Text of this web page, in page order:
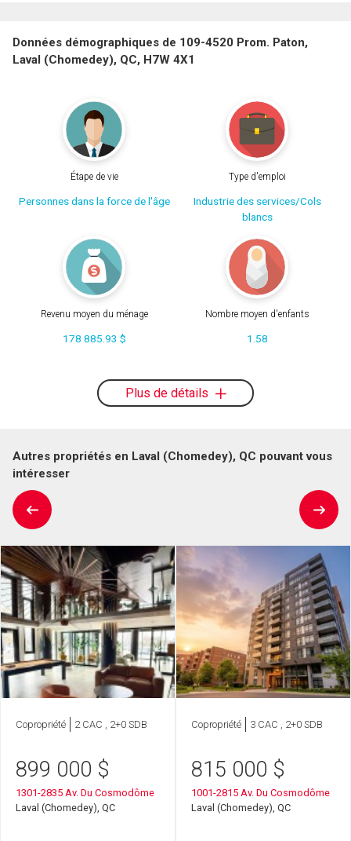
Données démographiques de 109-4520 Prom. Paton,
Laval (Chomedey), QC, H7W 4X1
Étape de vie
Personnes dans la force de l'âge
Type d'emploi
Industrie des services/Cols
blancs
Revenu moyen du ménage
178 885.93 $
Nombre moyen d'enfants
1.58
Plus de détails
Autres propriétés en Laval (Chomedey), QC pouvant vous
intéresser
Copropriété 2 CAC , 2+0 SDB
899 000 $
1301-2835 Av. Du Cosmodôme
Laval (Chomedey), QC
Copropriété 3 CAC , 2+0 SDB
815 000 $
1001-2815 Av. Du Cosmodôme
Laval (Chomedey), QC